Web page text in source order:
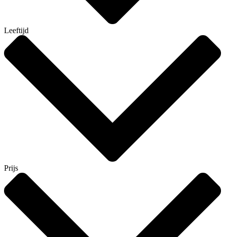
Leeftijd
Prijs